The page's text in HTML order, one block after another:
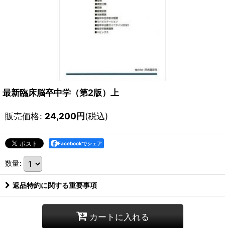
最新臨床脳卒中学（第2版）上
販売価格: 24,200円(税込)
Facebookでシェア
数量:
返品特約に関する重要事項
カートに入れる